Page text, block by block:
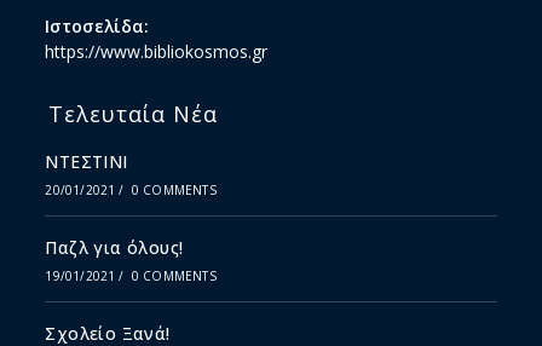
Ιστοσελίδα:
https://www.bibliokosmos.gr
Τελευταία Νέα
ΝΤΕΣΤΙΝΙ
20/01/2021 / 0 COMMENTS
Παζλ για όλους!
19/01/2021 / 0 COMMENTS
Σχολείο Ξανά!